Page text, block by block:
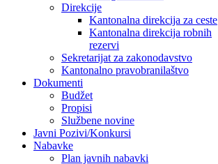
Direkcije
Kantonalna direkcija za ceste
Kantonalna direkcija robnih
rezervi
Sekretarijat za zakonodavstvo
Kantonalno pravobranilaštvo
Dokumenti
Budžet
Propisi
Službene novine
Javni Pozivi/Konkursi
Nabavke
Plan javnih nabavki